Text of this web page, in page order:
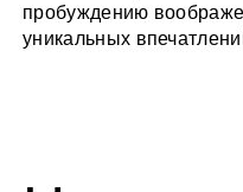
пробуждению
уникальных